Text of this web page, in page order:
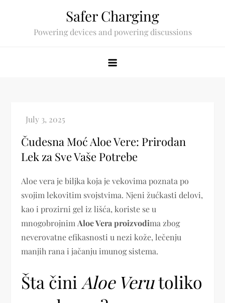
Safer Charging
Powering devices and powering discussions
Čudesna Moć Aloe Vere: Prirodan
Lek za Sve Vaše Potrebe
Aloe vera je biljka koja je vekovima poznata po
svojim lekovitim svojstvima. Njeni žućkasti delovi,
kao i prozirni gel iz lišća, koriste se u
mnogobrojnim Aloe Vera proizvodima zbog
neverovatne efikasnosti u nezi kože, lečenju
manjih rana i jačanju imunog sistema.
Šta čini Aloe Verutoliko